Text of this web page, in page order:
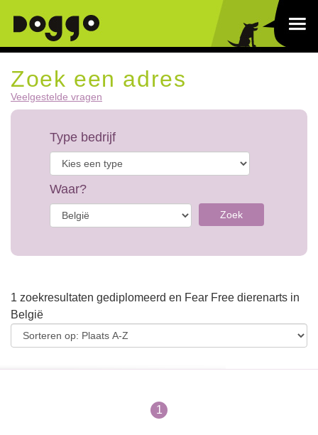
Zoek een adres
Veelgestelde vragen
Type bedrijf
Waar?
Zoek
1 zoekresultaten gediplomeerd en Fear Free dierenarts in
België
1